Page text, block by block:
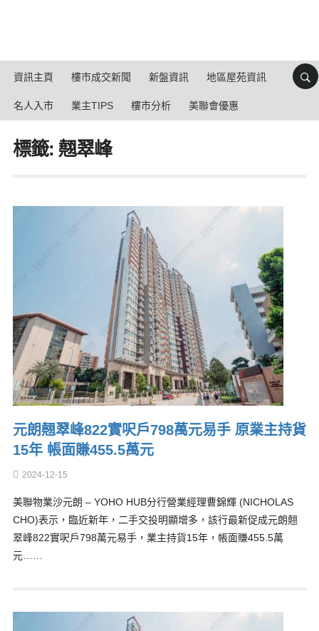
資訊主頁 樓市成交新聞 新盤資訊 地區屋苑資訊
名人入市 業主TIPS 樓市分析 美聯會優惠
標籤: 翹翠峰
元朗翹翠峰822實呎戶798萬元易手 原業主持貨
15年 帳面賺455.5萬元
2024-12-15
美聯物業沙元朗 – YOHO HUB分行營業經理曹錦輝 (NICHOLAS
CHO)表示，臨近新年，二手交投明顯增多，該行最新促成元朗翹
翠峰822實呎戶798萬元易手，業主持貨15年，帳面賺455.5萬
元……